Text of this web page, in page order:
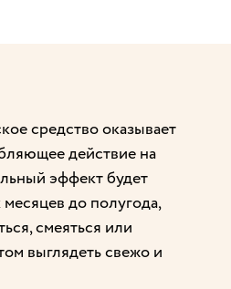
средство оказывает
действие на
эффект будет
до полугода,
смеяться или
выглядеть свежо и